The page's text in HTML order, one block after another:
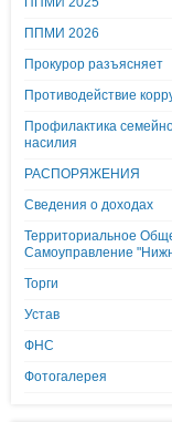
ППМИ 2026
Прокурор разъясняет
Противодействие
Профилактика
насилия
РАСПОРЯЖЕНИЯ
Сведения о доходах
Территориальное
Самоуправление
Торги
Устав
ФНС
Фотогалерея